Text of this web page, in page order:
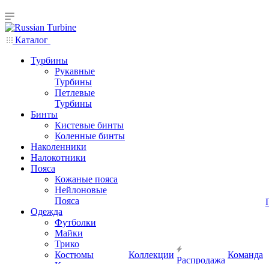
Каталог
Турбины
Рукавные
Турбины
Петлевые
Турбины
Бинты
Кистевые бинты
Коленные бинты
Наколенники
Налокотники
Пояса
Кожаные пояса
Нейлоновые
Пояса
Одежда
Футболки
Майки
Трико
Костюмы
Коллекции
Распродажа
Команда